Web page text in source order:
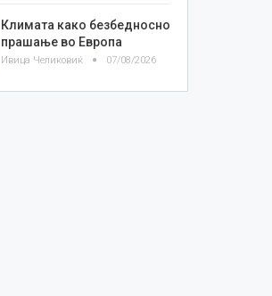
Климата како безбедносно
прашање во Европа
Ивица Челиковиќ 07/08/2026